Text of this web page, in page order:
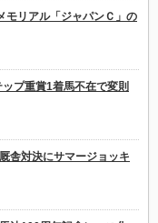
モリアル「ジャパンＣ」の
プ重賞1着馬不在で変則
舎対決にサマージョッキ